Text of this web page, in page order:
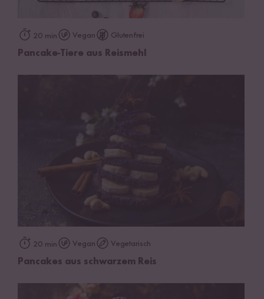
20 min Vegan Glutenfrei
Pancake-Tiere aus Reismehl
20 min Vegan Vegetarisch
Pancakes aus schwarzem Reis